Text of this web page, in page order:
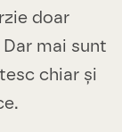
doar
mai sunt
chiar și